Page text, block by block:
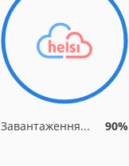
Завантаження... 90%